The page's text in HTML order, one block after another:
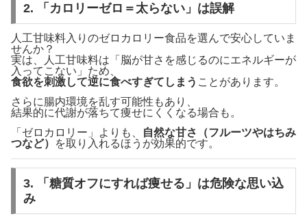
2. 「カロリーゼロ＝太らない」は誤解
人工甘味料入りのゼロカロリー食品を選んで安心していま
せんか？
実は、人工甘味料は「脳が甘さを感じるのにエネルギーが
入ってこない」ため、
食欲を刺激して逆に食べすぎてしまう ことがあります。
さらに腸内環境を乱す可能性もあり、
結果的に代謝が落ちて痩せにくくなる場合も。
「ゼロカロリー」よりも、
自然な甘さ（フルーツやはちみ
つなど）
を取り入れるほうが効果的です。
3. 「糖質オフにすれば痩せる」は危険な思い込
み